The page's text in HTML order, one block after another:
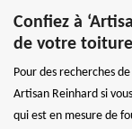
Confiez à
de votre
Pour des recherches
Artisan Reinhard si
qui est en mesure de